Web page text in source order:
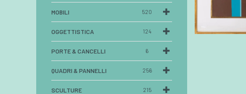
MOBILI 520
OGGETTISTICA 124
PORTE & CANCELLI 6
QUADRI & PANNELLI 256
SCULTURE 215